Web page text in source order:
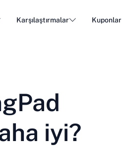
Karşılaştırmalar Kuponlar
iyi?